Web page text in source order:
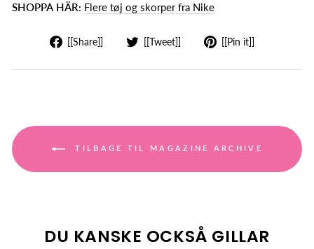
SHOPPA HÄR: Flere tøj og skorper fra Nike
[[Share]]
Del
[[Tweet]]
Tweet
[[Pin it]]
TILBAGE TIL MAGAZINE ARCHIVE
DU KANSKE OCKSÅ GILLAR